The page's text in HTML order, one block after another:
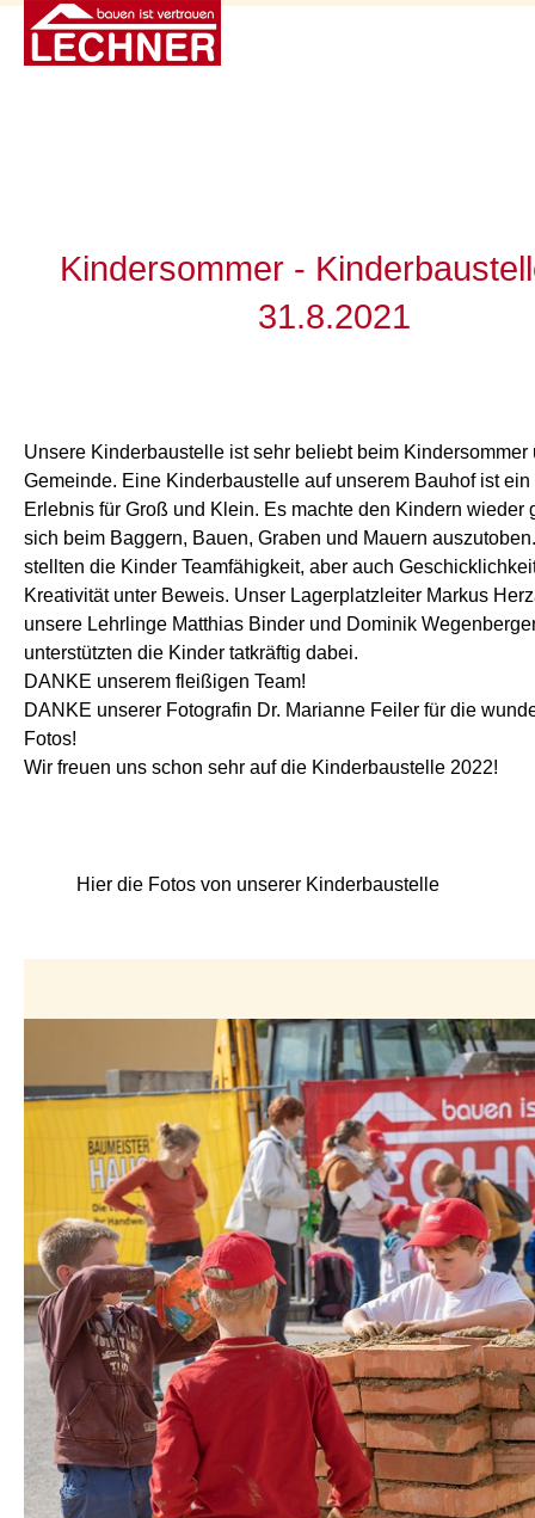
Kindersommer -
31.8.2021
Unsere Kinderbaustelle ist sehr beliebt beim Kindersommer
Gemeinde. Eine Kinderbaustelle auf unserem Bauhof ist
Erlebnis für Groß und Klein. Es machte den Kindern wieder
sich beim Baggern, Bauen, Graben und Mauern
stellten die Kinder Teamfähigkeit, aber auch
Kreativität unter Beweis. Unser Lagerplatzleiter Markus
unsere Lehrlinge Matthias Binder und Dominik
unterstützten die Kinder tatkräftig dabei.
DANKE unserem fleißigen Team!
DANKE unserer Fotografin Dr. Marianne Feiler für die
Fotos!
Wir freuen uns schon sehr auf die Kinderbaustelle 2022!
Hier die Fotos von unserer Kinderbaustelle